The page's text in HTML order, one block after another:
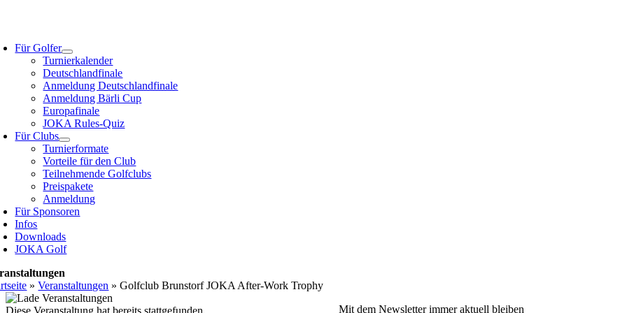
Für Golfer
Turnierkalender
Deutschlandfinale
Anmeldung Deutschlandfinale
Anmeldung Bärli Cup
Europafinale
JOKA Rules-Quiz
Für Clubs
Turnierformate
Vorteile für den Club
Teilnehmende Golfclubs
Preispakete
Anmeldung
Für Sponsoren
Infos
Downloads
JOKA Golf
»Veranstaltungen »Golfclub Brunstorf JOKA After-Work Trophy
Diese Veranstaltung hat bereits stattgefunden.
Mit dem Newsletter immer aktuell bleiben